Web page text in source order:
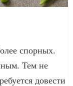
спорных.
Тем не
довести